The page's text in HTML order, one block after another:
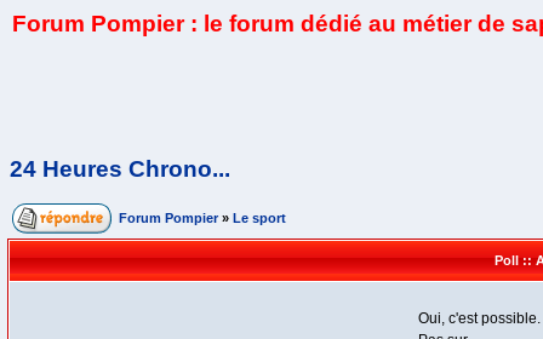
Forum Pompier : le forum dédié au métier de
24 Heures Chrono...
Forum Pompier » Le sport
Poll ::
Oui, c'est possible.